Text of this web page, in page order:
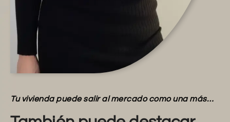
Tu vivienda puede salir al mercado como una más…